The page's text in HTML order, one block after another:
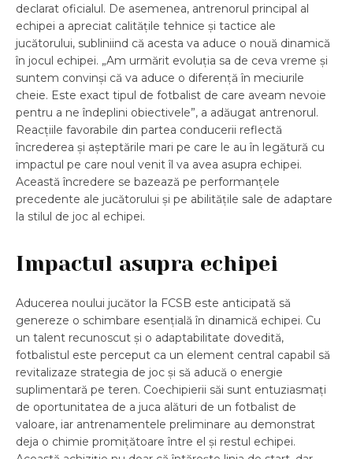
declarat oficialul. De asemenea, antrenorul principal al
echipei a apreciat calitățile tehnice și tactice ale
jucătorului, subliniind că acesta va aduce o nouă dinamică
în jocul echipei. „Am urmărit evoluția sa de ceva vreme și
suntem convinși că va aduce o diferență în meciurile
cheie. Este exact tipul de fotbalist de care aveam nevoie
pentru a ne îndeplini obiectivele”, a adăugat antrenorul.
Reacțiile favorabile din partea conducerii reflectă
încrederea și așteptările mari pe care le au în legătură cu
impactul pe care noul venit îl va avea asupra echipei.
Această încredere se bazează pe performanțele
precedente ale jucătorului și pe abilitățile sale de adaptare
la stilul de joc al echipei.
Impactul asupra echipei
Aducerea noului jucător la FCSB este anticipată să
genereze o schimbare esențială în dinamică echipei. Cu
un talent recunoscut și o adaptabilitate dovedită,
fotbalistul este perceput ca un element central capabil să
revitalizaze strategia de joc și să aducă o energie
suplimentară pe teren. Coechipierii săi sunt entuziasmați
de oportunitatea de a juca alături de un fotbalist de
valoare, iar antrenamentele preliminare au demonstrat
deja o chimie promițătoare între el și restul echipei.